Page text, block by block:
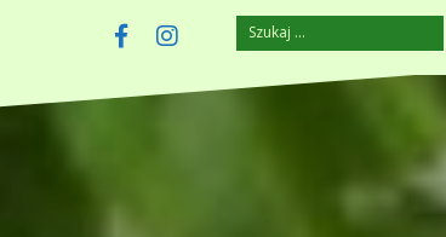
Instagram
szczuplejemy.pl
Szukaj: